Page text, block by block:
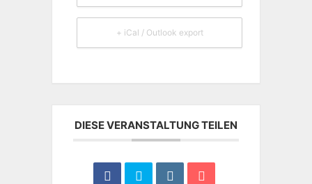
+ iCal / Outlook export
DIESE VERANSTALTUNG TEILEN